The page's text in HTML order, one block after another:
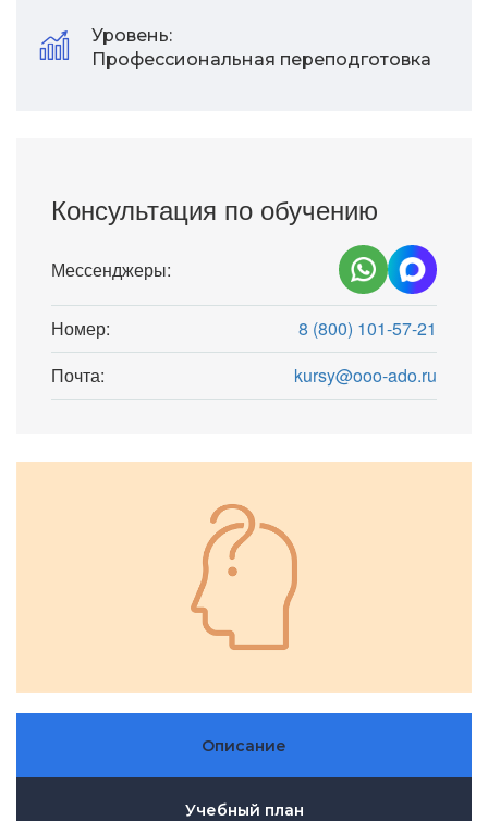
Уровень:
Профессиональная переподготовка
Консультация по обучению
Мессенджеры:
Номер:
8 (800) 101-57-21
Почта:
kursy@ooo-ado.ru
Описание
Учебный план